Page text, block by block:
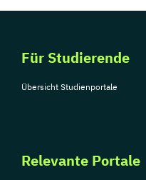
Für Studierende
Übersicht Studienportale
Relevante Portale